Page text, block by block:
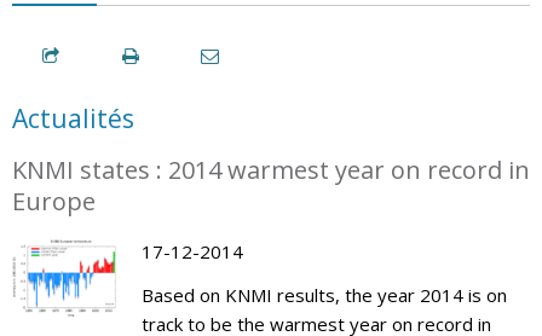
Actualités
KNMI states : 2014 warmest year on record in
Europe
17-12-2014
Based on KNMI results, the year 2014 is on
track to be the warmest year on record in